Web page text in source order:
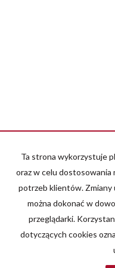
Ta strona wykorzystuje
oraz w celu dostosowania
potrzeb klientów.
można dokonać w
przeglądarki.
dotyczących cookies